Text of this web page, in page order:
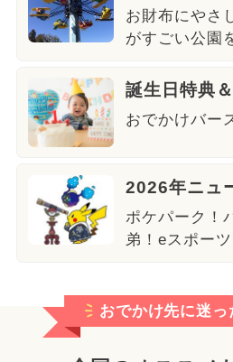
お財布にやさ
がすごい公園
誕生日特典
おでかけバー
2026年ニュ
ポケパーク！
弟！eスポーツ
おでかけ先に迷っ